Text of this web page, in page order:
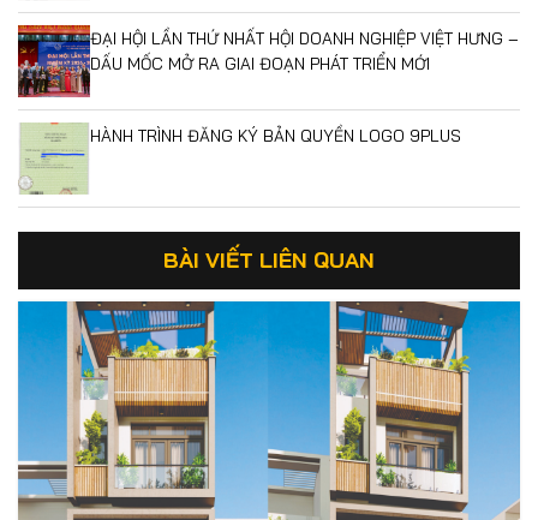
ĐẠI HỘI LẦN THỨ NHẤT HỘI DOANH NGHIỆP VIỆT HƯNG –
DẤU MỐC MỞ RA GIAI ĐOẠN PHÁT TRIỂN MỚI
HÀNH TRÌNH ĐĂNG KÝ BẢN QUYỀN LOGO 9PLUS
BÀI VIẾT LIÊN QUAN